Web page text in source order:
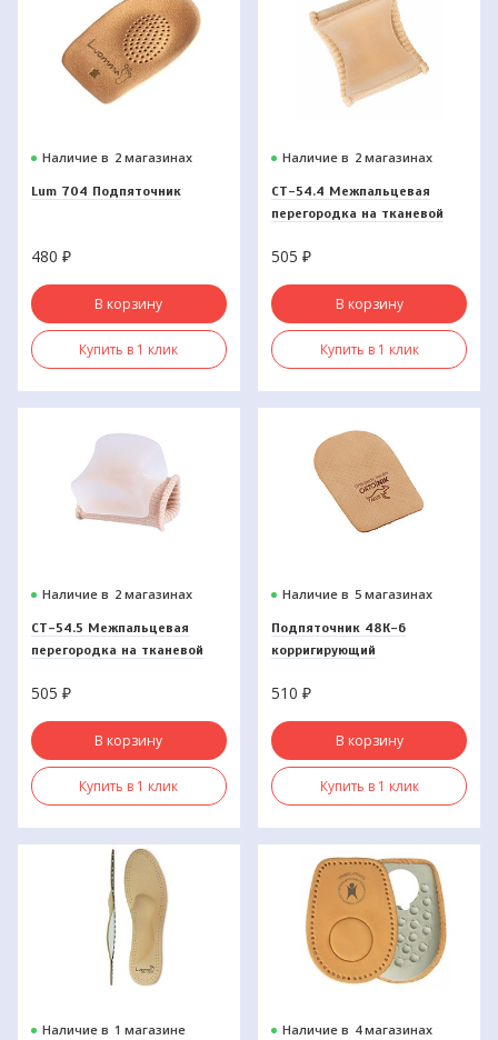
Наличие в 2 магазинах
Lum 704 Подпяточник
480 ₽
В корзину
Купить в 1 клик
Наличие в 2 магазинах
СТ-54.4 Межпальцевая
перегородка на тканевой
палец
505₽
В корзину
Купить в 1 клик
Наличие в 2 магазинах
СТ-54.5 Межпальцевая
перегородка на тканевой
палец
505 ₽
В корзину
Купить в 1 клик
Наличие в 5 магазинах
Подпяточник 48К-6
корригирующий
510₽
В корзину
Купить в 1 клик
Наличие в 1 магазине Наличие в 4 магазинах